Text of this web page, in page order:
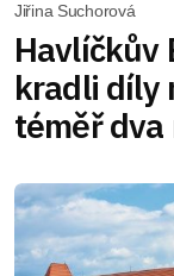
Jiřina Suchorová
Havlíčkův
kradli díly
téměř